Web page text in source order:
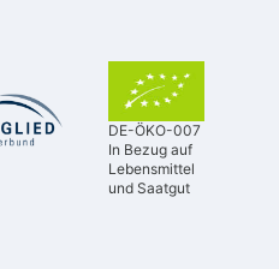
DE-ÖKO-007
In Bezug auf
Lebensmittel
und Saatgut